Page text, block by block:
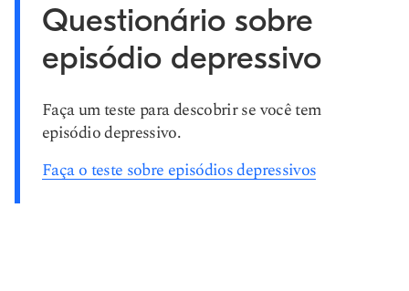
Questionário sobre
episódio depressivo
Faça um teste para descobrir se você tem
episódio depressivo.
Faça o teste sobre episódios depressivos